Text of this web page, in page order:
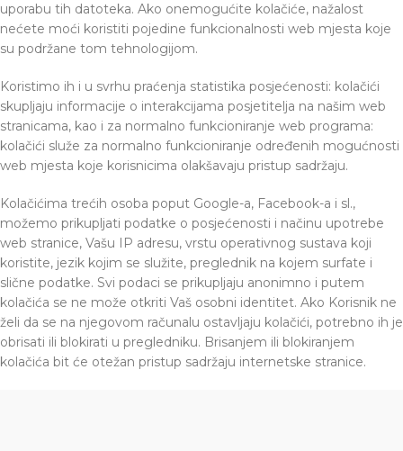
uporabu tih datoteka. Ako onemogućite kolačiće, nažalost
nećete moći koristiti pojedine funkcionalnosti web mjesta koje
su podržane tom tehnologijom.
Koristimo ih i u svrhu praćenja statistika posjećenosti: kolačići
skupljaju informacije o interakcijama posjetitelja na našim web
stranicama, kao i za normalno funkcioniranje web programa:
kolačići služe za normalno funkcioniranje određenih mogućnosti
web mjesta koje korisnicima olakšavaju pristup sadržaju.
Kolačićima trećih osoba poput Google-a, Facebook-a i sl.,
možemo prikupljati podatke o posjećenosti i načinu upotrebe
web stranice, Vašu IP adresu, vrstu operativnog sustava koji
koristite, jezik kojim se služite, preglednik na kojem surfate i
slične podatke. Svi podaci se prikupljaju anonimno i putem
kolačića se ne može otkriti Vaš osobni identitet. Ako Korisnik ne
želi da se na njegovom računalu ostavljaju kolačići, potrebno ih je
obrisati ili blokirati u pregledniku. Brisanjem ili blokiranjem
kolačića bit će otežan pristup sadržaju internetske stranice.